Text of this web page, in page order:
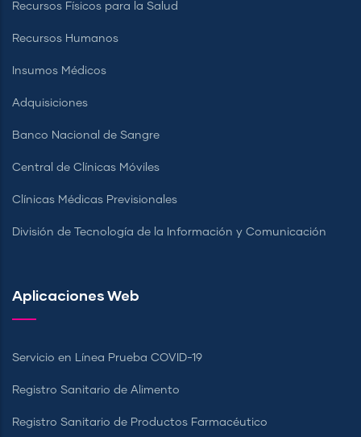
Recursos Físicos para la Salud
Recursos Humanos
Insumos Médicos
Adquisiciones
Banco Nacional de Sangre
Central de Clínicas Móviles
Clínicas Médicas Previsionales
División de Tecnología de la Información y Comunicación
Aplicaciones Web
Servicio en Línea Prueba COVID-19
Registro Sanitario de Alimento
Registro Sanitario de Productos Farmacéutico